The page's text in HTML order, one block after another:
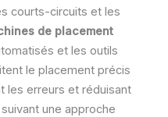
courts-circuits et les
de placement
et les outils
le placement précis
les erreurs et réduisant
une approche